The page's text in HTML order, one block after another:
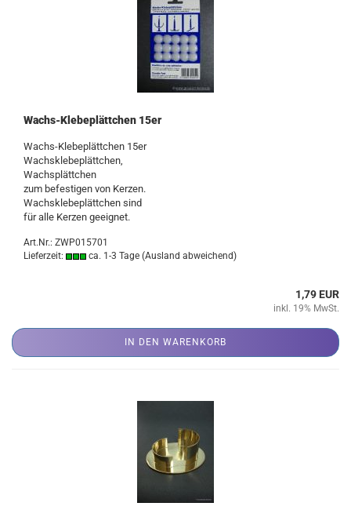
Wachs-Klebeplättchen 15er
Wachs-Klebeplättchen 15er
Wachsklebeplättchen,
Wachsplättchen
zum befestigen von Kerzen.
Wachsklebeplättchen sind
für alle Kerzen geeignet.
Art.Nr.: ZWP015701
Lieferzeit:
ca. 1-3 Tage (Ausland abweichend)
1,79 EUR
inkl. 19% MwSt.
IN DEN WARENKORB